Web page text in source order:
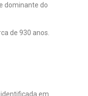
dominante do
de 930 anos.
identificada em